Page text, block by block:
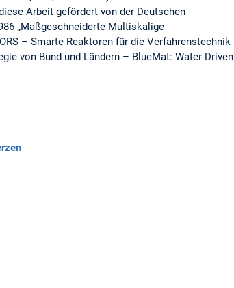
Arbeit gefördert von der Deutschen
„Maßgeschneiderte Multiskalige
– Smarte Reaktoren für die Verfahrenstechnik
von Bund und Ländern – BlueMat: Water-Driven